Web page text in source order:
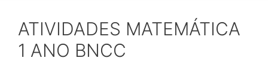
ATIVIDADES MATEMÁTICA
1 ANO BNCC